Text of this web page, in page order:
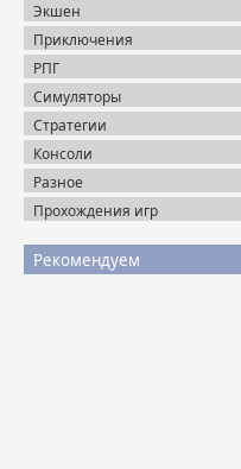
Экшен
Приключения
РПГ
Симуляторы
Стратегии
Консоли
Разное
Прохождения игр
Рекомендуем